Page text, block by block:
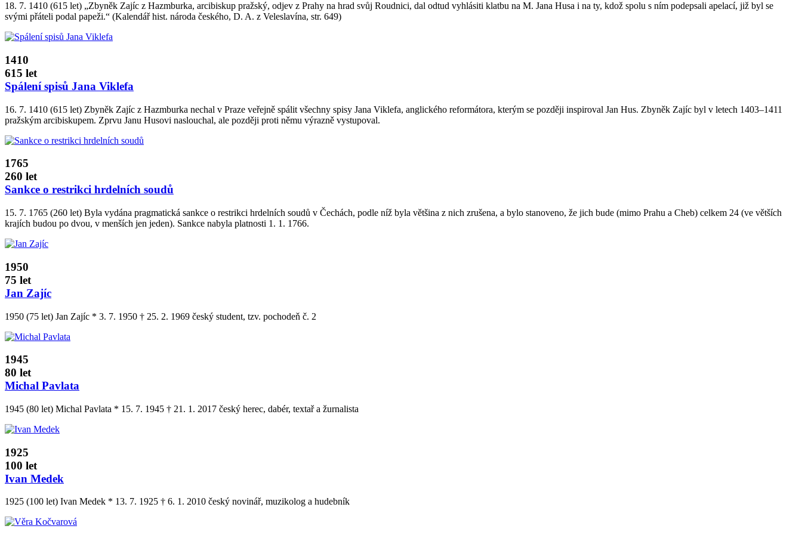
18. 7. 1410 (615 let) „Zbyněk Zajíc z Hazmburka, arcibiskup pražský, odjev z Prahy na hrad svůj Roudnici, dal odtud vyhlásiti klatbu na M. Jana Husa i na ty, kdož spolu s ním podepsali apelací, již byl se
svými přáteli podal papeži.“ (Kalendář hist. národa českého, D. A. z Veleslavína, str. 649)
1410
615 let
Spálení spisů Jana Viklefa
16. 7. 1410 (615 let) Zbyněk Zajíc z Hazmburka nechal v Praze veřejně spálit všechny spisy Jana Viklefa, anglického reformátora, kterým se později inspiroval Jan Hus. Zbyněk Zajíc byl v letech 1403–1411
pražským arcibiskupem. Zprvu Janu Husovi naslouchal, ale později proti němu výrazně vystupoval.
1765
260 let
Sankce o restrikci hrdelních soudů
15. 7. 1765 (260 let) Byla vydána pragmatická sankce o restrikci hrdelních soudů v Čechách, podle níž byla většina z nich zrušena, a bylo stanoveno, že jich bude (mimo Prahu a Cheb) celkem 24 (ve větších
krajích budou po dvou, v menších jen jeden). Sankce nabyla platnosti 1. 1. 1766.
1950
75 let
Jan Zajíc
1950 (75 let) Jan Zajíc * 3. 7. 1950 † 25. 2. 1969 český student, tzv. pochodeň č. 2
1945
80 let
Michal Pavlata
1945 (80 let) Michal Pavlata * 15. 7. 1945 † 21. 1. 2017 český herec, dabér, textař a žurnalista
1925
100 let
Ivan Medek
1925 (100 let) Ivan Medek * 13. 7. 1925 † 6. 1. 2010 český novinář, muzikolog a hudebník